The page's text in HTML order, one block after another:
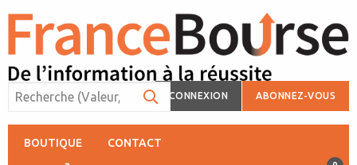
CONNEXION ABONNEZ-VOUS
BOUTIQUE CONTACT